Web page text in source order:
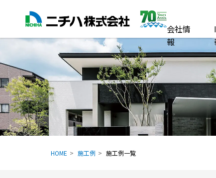
会社情
報
HOME 施工例 施工例一覧